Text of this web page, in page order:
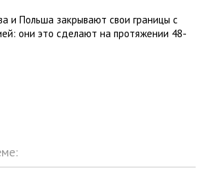
и Польша закрывают свои границы с
они это сделают на протяжении 48-